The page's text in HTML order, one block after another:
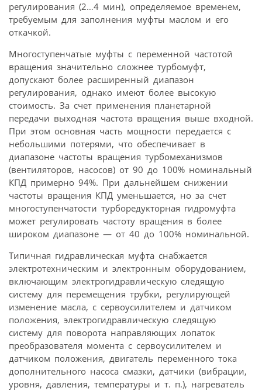
регулирования (2…4 мин), определяемое временем,
требуемым для заполнения муфты маслом и его
откачкой.
Многоступенчатые муфты с переменной частотой
вращения значительно сложнее турбомуфт,
допускают более расширенный диапазон
регулирования, однако имеют более высокую
стоимость. За счет применения планетарной
передачи выходная частота вращения выше входной.
При этом основная часть мощности передается с
небольшими потерями, что обеспечивает в
диапазоне частоты вращения турбомеханизмов
(вентиляторов, насосов) от 90 до 100% номинальный
КПД примерно 94%. При дальнейшем снижении
частоты вращения КПД уменьшается, но за счет
многоступенчатости турборедукторная гидромуфта
может регулировать частоту вращения в более
широком диапазоне — от 40 до 100% номинальной.
Типичная гидравлическая муфта снабжается
электротехническим и электронным оборудованием,
включающим электрогидравлическую следящую
систему для перемещения трубки, регулирующей
изменение масла, с сервоусилителем и датчиком
положения, электрогидравлическую следящую
систему для поворота направляющих лопаток
преобразователя момента с сервоусилителем и
датчиком положения, двигатель переменного тока
дополнительного насоса смазки, датчики (вибрации,
уровня, давления, температуры и т. п.), нагреватель